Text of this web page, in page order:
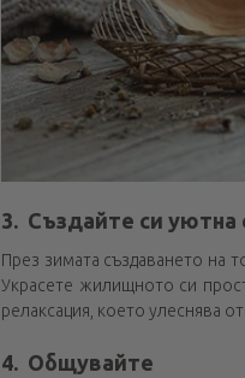
3. Създайте си уютна
През зимата създаването на
Украсете жилищното си
релаксация, което улеснява
4. Общувайте